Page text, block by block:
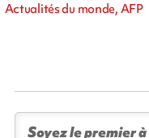
Actualités du monde, AFP